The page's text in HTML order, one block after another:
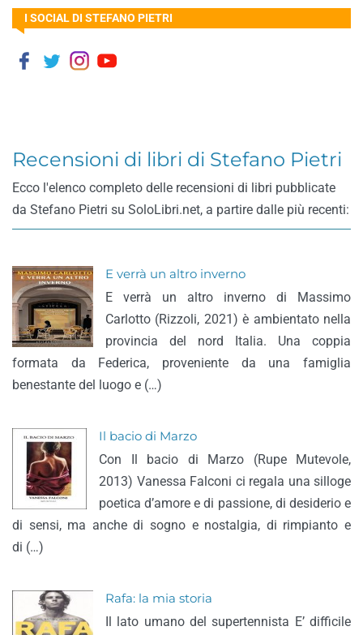
I SOCIAL DI STEFANO PIETRI
Recensioni di libri di Stefano Pietri
Ecco l'elenco completo delle recensioni di libri pubblicate
da Stefano Pietri su SoloLibri.net, a partire dalle più recenti:
E verrà un altro inverno
E verrà un altro inverno di Massimo
Carlotto (Rizzoli, 2021) è ambientato nella
provincia del nord Italia. Una coppia
formata da Federica, proveniente da una famiglia
benestante del luogo e (…)
Il bacio di Marzo
Con Il bacio di Marzo (Rupe Mutevole,
2013) Vanessa Falconi ci regala una silloge
poetica d’amore e di passione, di desiderio e
di sensi, ma anche di sogno e nostalgia, di rimpianto e
di (…)
Rafa: la mia storia
Il lato umano del supertennista E’ difficile